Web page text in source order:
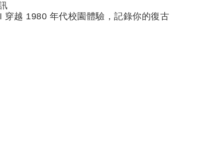
穿越 1980 年代校園體驗，記錄你的復古